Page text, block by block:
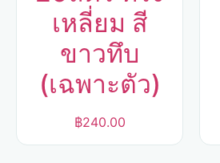
เหลี่ยม สี
ขาวทึบ
(เฉพาะตัว)
฿240.00